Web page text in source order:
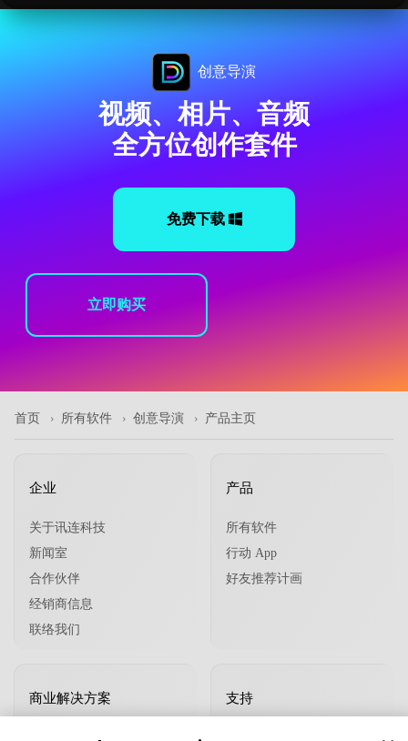
创意导演
视频、相片、音频
全方位创作套件
免费下载
立即购买
首页 所有软件 创意导演 产品主页
企业
关于讯连科技
新闻室
合作伙伴
经销商信息
联络我们
产品
所有软件
行动 App
好友推荐计画
商业解决方案 支持